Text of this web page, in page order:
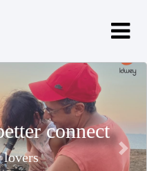
connect
lovers Next